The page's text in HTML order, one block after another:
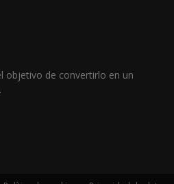
objetivo de convertirlo en un